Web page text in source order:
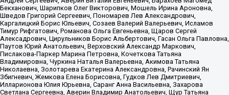
Бекханович, Шарипков Олег Викторович, Мошель Ирина Ароновна,
Шведов Григорий Сергеевич, Пономарев Лев Александрович,
Каргалицкий Борис Юльевич, Созаев Валерий Валерьевич, Исламов
Тимур Рифгатович, Романова Ольга Евгеньевна, Щаров Сергей
Алексадрович, Цирульников Борис Альбертович, Гасан Ольга Павловна,
Паутов Юрий Анатольевич, Верховский Александр Маркович,
Пислакова-Паркер Марина Петровна, Кочеткова Татьяна
Владимировна, Чуркина Наталья Валерьевна, Акимова Татьяна
Николаевна, Золотарева Екатерина Александровна, Рачинский Ян
Збигневич, Жемкова Елена Борисовна, Гудков Лев Дмитриевич,
Илларионова Юлия Юрьевна, Саранг Анна Васильевна, Захарова
Светлана Сергеевна, Аверин Владимир Анатольевич, Щур Татьяна